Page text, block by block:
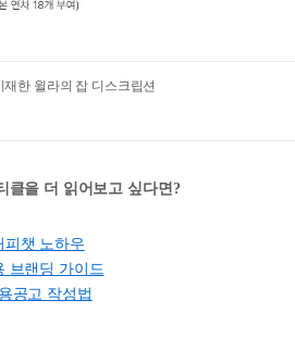
한 윌라의 잡 디스크립션
클을 더 읽어보고 싶다면?
피챗 노하우
브랜딩 가이드
공고 작성법